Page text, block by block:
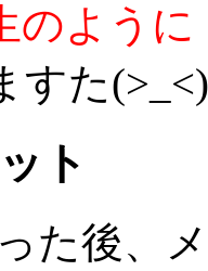
のように
すた(>_<)
ト
た後、